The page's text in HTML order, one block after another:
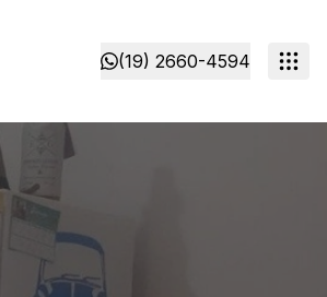
(19) 2660-4594